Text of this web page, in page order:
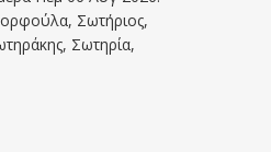
Σωτήριος,
Σωτηρία,